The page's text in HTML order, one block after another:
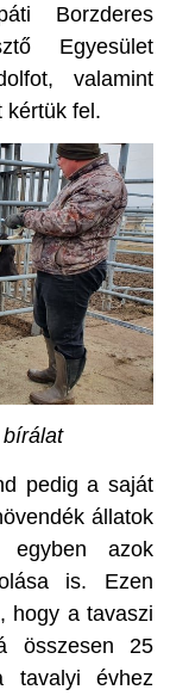
Borzderes
Egyesület
valamint
kértük fel.
pedig a saját
állatok
azok
is. Ezen
hogy a tavaszi
összesen 25
tavalyi évhez